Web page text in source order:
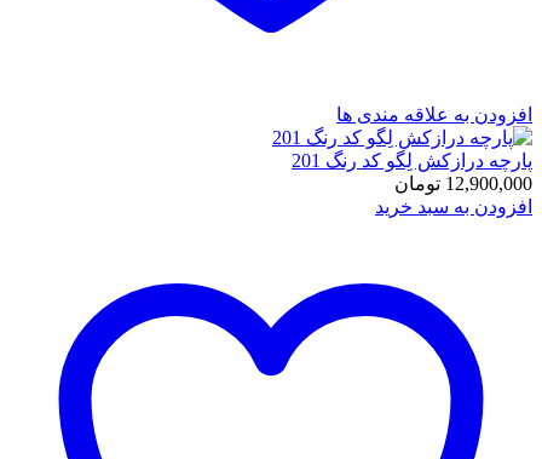
افزودن به علاقه مندی ها
پارچه درازکش لِگو کد رنگ 201
12,900,000 تومان
افزودن به سبد خرید